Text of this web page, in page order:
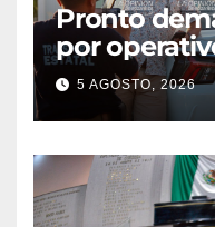
Pronto
por
5 AGOSTO, 2026